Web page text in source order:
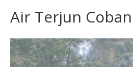
Air Terjun